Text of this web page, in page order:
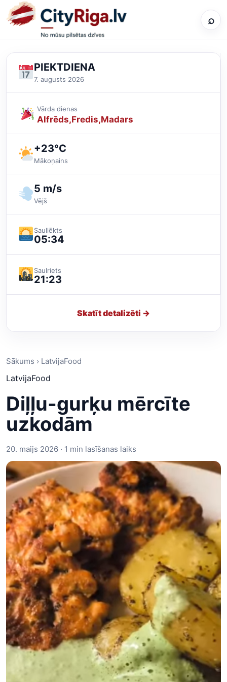
⌕
PIEKTDIENA
7. augusts 2026
Vārda dienas
Alfrēds Fredis Madars
+23°C
Mākoņains
5 m/s
Vējš
Saullēkts
05:34
Saulriets
21:23
Skatīt detalizēti →
Sākums › LatvijaFood
LatvijaFood
Diļļu-gurķu mērcīte
uzkodām
20. maijs 2026 · 1 min lasīšanas laiks